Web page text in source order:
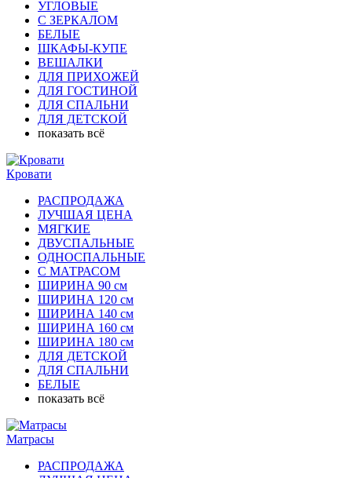
УГЛОВЫЕ
С ЗЕРКАЛОМ
БЕЛЫЕ
ШКАФЫ-КУПЕ
ВЕШАЛКИ
ДЛЯ ПРИХОЖЕЙ
ДЛЯ ГОСТИНОЙ
ДЛЯ СПАЛЬНИ
ДЛЯ ДЕТСКОЙ
показать всё
Кровати
РАСПРОДАЖА
ЛУЧШАЯ ЦЕНА
МЯГКИЕ
ДВУСПАЛЬНЫЕ
ОДНОСПАЛЬНЫЕ
С МАТРАСОМ
ШИРИНА 90 см
ШИРИНА 120 см
ШИРИНА 140 см
ШИРИНА 160 см
ШИРИНА 180 см
ДЛЯ ДЕТСКОЙ
ДЛЯ СПАЛЬНИ
БЕЛЫЕ
показать всё
Матрасы
РАСПРОДАЖА